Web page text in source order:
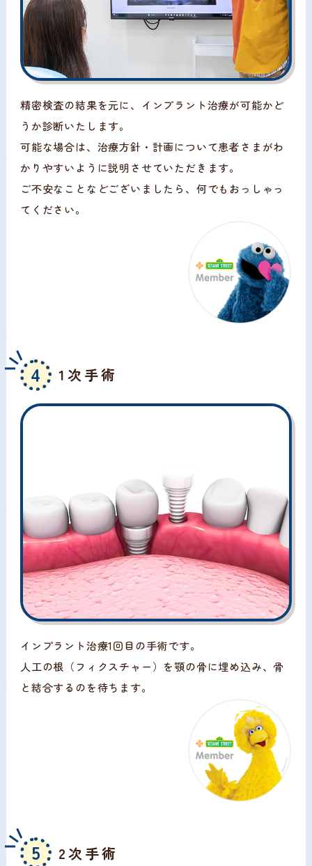
精密検査の結果を元に、インプラント治療が可能かど
うか診断いたします。
可能な場合は、治療方針・計画について患者さまがわ
かりやすいように説明させていただきます。
ご不安なことなどございましたら、何でもおっしゃっ
てください。
4 1次手術
インプラント治療1回目の手術です。
人工の根（フィクスチャー）を顎の骨に埋め込み、骨
と結合するのを待ちます。
5 2次手術